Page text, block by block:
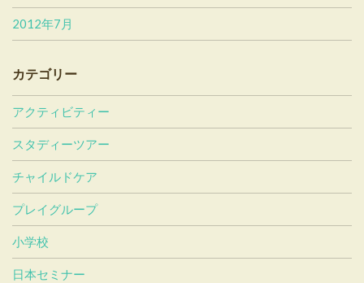
2012年7月
カテゴリー
アクティビティー
スタディーツアー
チャイルドケア
プレイグループ
小学校
日本セミナー